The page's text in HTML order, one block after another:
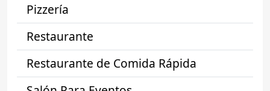
Pizzería
Restaurante
Restaurante de Comida Rápida